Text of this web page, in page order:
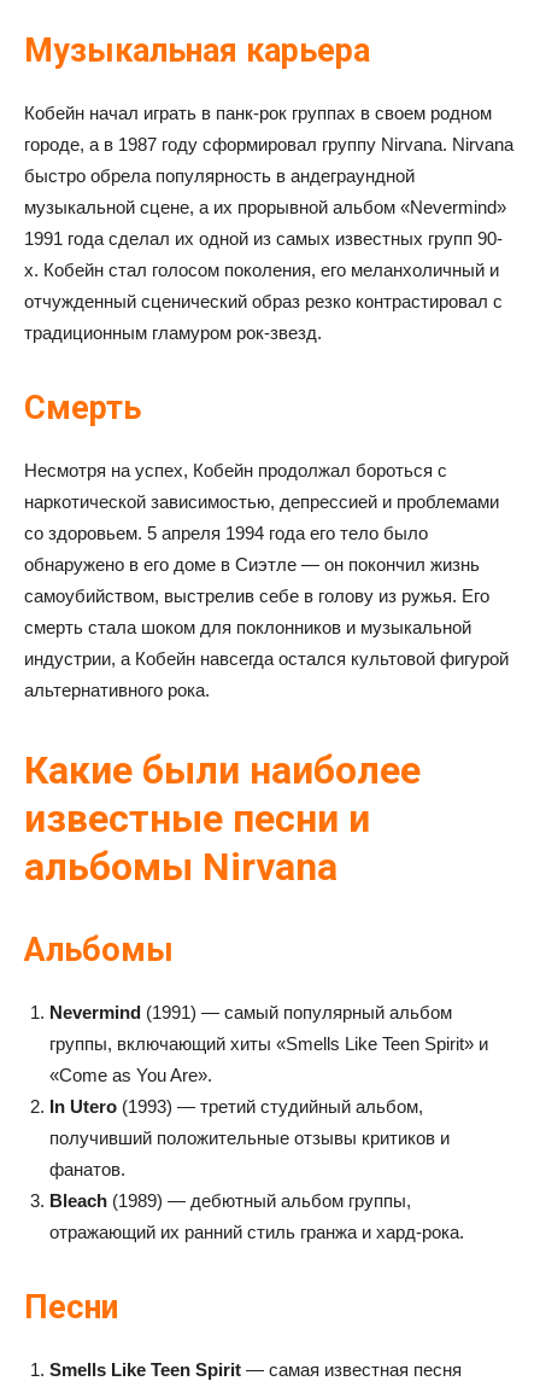
Музыкальная карьера
Кобейн начал играть в панк-рок группах в своем родном
городе, а в 1987 году сформировал группу Nirvana. Nirvana
быстро обрела популярность в андеграундной
музыкальной сцене, а их прорывной альбом «Nevermind»
1991 года сделал их одной из самых известных групп 90-
х. Кобейн стал голосом поколения, его меланхоличный и
отчужденный сценический образ резко контрастировал с
традиционным гламуром рок-звезд.
Смерть
Несмотря на успех, Кобейн продолжал бороться с
наркотической зависимостью, депрессией и проблемами
со здоровьем. 5 апреля 1994 года его тело было
обнаружено в его доме в Сиэтле — он покончил жизнь
самоубийством, выстрелив себе в голову из ружья. Его
смерть стала шоком для поклонников и музыкальной
индустрии, а Кобейн навсегда остался культовой фигурой
альтернативного рока.
Какие были наиболее
известные песни и
альбомы Nirvana
Альбомы
Nevermind (1991) — самый популярный альбом
группы, включающий хиты «Smells Like Teen Spirit» и
«Come as You Are».
In Utero (1993) — третий студийный альбом,
получивший положительные отзывы критиков и
фанатов.
Bleach (1989) — дебютный альбом группы,
отражающий их ранний стиль гранжа и хард-рока.
Песни
Smells Like Teen Spirit — самая известная песня